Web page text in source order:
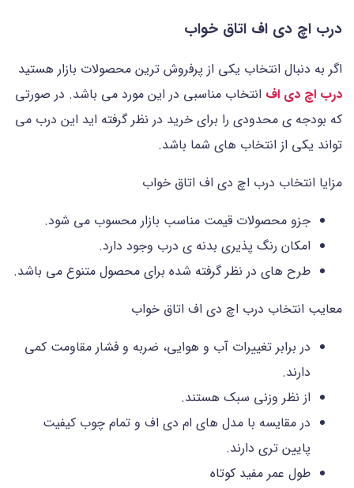
درب اچ دی اف اتاق خواب
اگر به دنبال انتخاب یکی از پرفروش ترین محصولات بازار هستید
درب اچ دی اف انتخاب مناسبی در این مورد می باشد. در صورتی
که بودجه ی محدودی را برای خرید در نظر گرفته اید این درب می
تواند یکی از انتخاب های شما باشد.
مزایا انتخاب درب اچ دی اف اتاق خواب
جزو محصولات قیمت مناسب بازار محسوب می شود.
امکان رنگ پذیری بدنه ی درب وجود دارد.
طرح های در نظر گرفته شده برای محصول متنوع می باشد.
معایب انتخاب درب اچ دی اف اتاق خواب
در برابر تغییرات آب و هوایی، ضربه و فشار مقاومت کمی
دارند.
از نظر وزنی سبک هستند.
در مقایسه با مدل های ام دی اف و تمام چوب کیفیت
پایین تری دارند.
طول عمر مفید کوتاه